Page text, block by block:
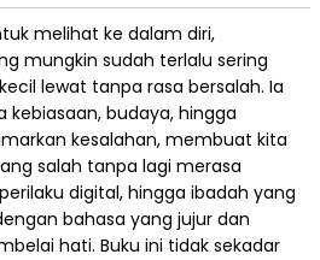
melihat ke dalam diri,
mungkin sudah terlalu sering
lewat tanpa rasa bersalah. Ia
budaya, hingga
kesalahan, membuat kita
salah tanpa lagi merasa
digital, hingga ibadah yang
bahasa yang jujur dan
hati. Buku ini tidak sekadar